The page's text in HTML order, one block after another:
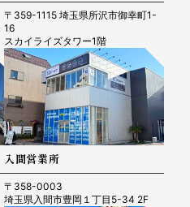
〒359-1115 埼玉県所沢市御幸町1-
16
スカイライズタワー1階
入間営業所
〒358-0003
埼玉県入間市豊岡１丁目5-34 2F